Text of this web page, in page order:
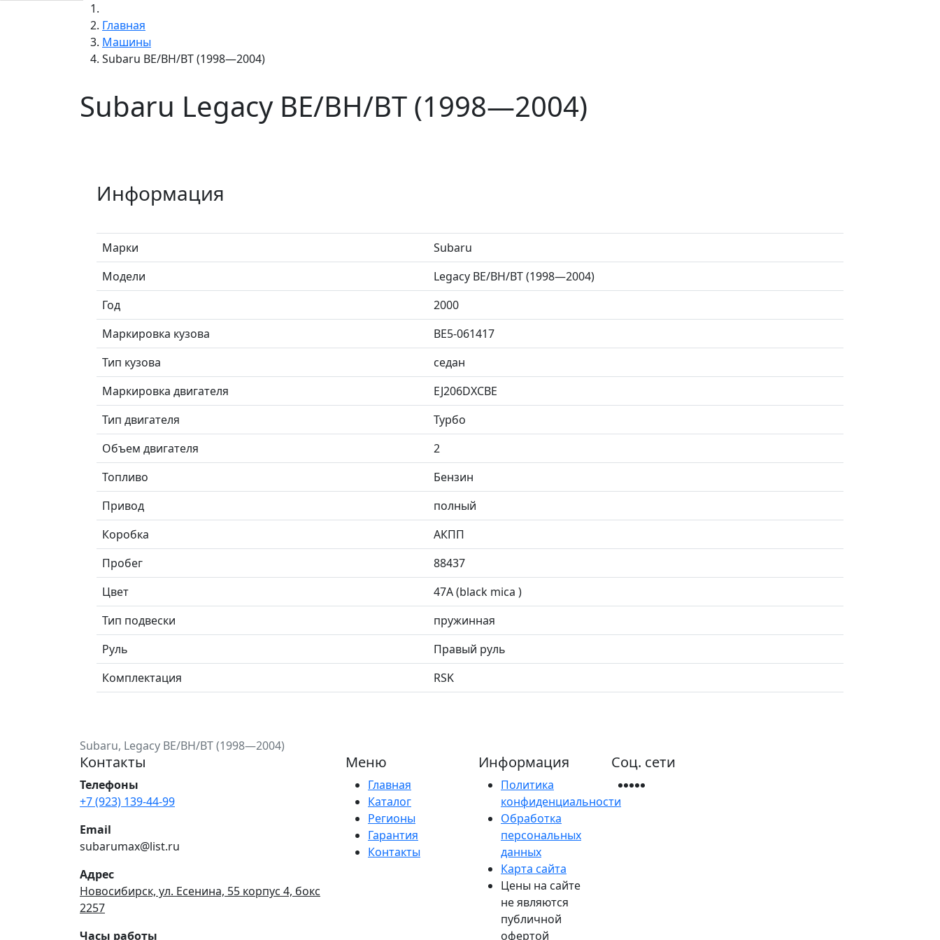
Главная
Машины
Subaru BE/BH/BT (1998—2004)
Subaru Legacy BE/BH/BT (1998—2004)
Информация
Марки
Subaru
Модели
Legacy BE/BH/BT (1998—2004)
Год
2000
Маркировка кузова
BE5-061417
Тип кузова
седан
Маркировка двигателя
EJ206DXCBE
Тип двигателя
Турбо
Объем двигателя
2
Топливо
Бензин
Привод
полный
Коробка
АКПП
Пробег
88437
Цвет
47A (black mica )
Тип подвески
пружинная
Руль
Правый руль
Комплектация
RSK
Subaru, Legacy BE/BH/BT (1998—2004)
Контакты
Телефоны
+7 (923) 139-44-99
Email
subarumax@list.ru
Адрес
Новосибирск, ул. Есенина, 55 корпус 4, бокс
2257
Часы работы
Меню
Главная
Каталог
Регионы
Гарантия
Контакты
Информация
Политика
конфиденциальности
Обработка
персональных
данных
Карта сайта
Цены на сайте
не являются
публичной
офертой
Соц. сети